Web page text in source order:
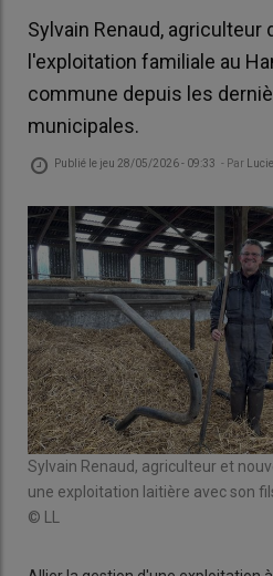
Sylvain Renaud, agriculteur
l'exploitation familiale au
commune depuis les
municipales.
Publié le jeu 28/05/2026 - 09:33 - Par
Sylvain Renaud, agriculteur et
une exploitation laitière avec son
© LL